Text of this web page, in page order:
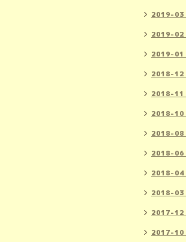
2019-03
2019-02
2019-01
2018-12
2018-11
2018-10
2018-08
2018-06
2018-04
2018-03
2017-12
2017-10